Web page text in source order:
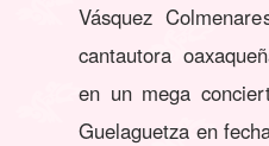
Vásquez
cantautora
en un mega
Guelaguetza en